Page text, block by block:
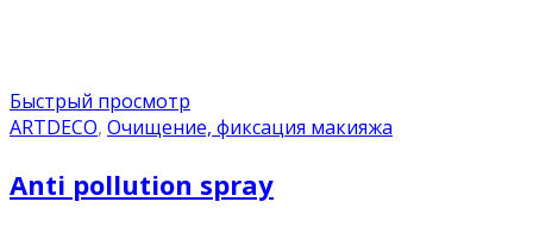
Быстрый просмотр
ARTDECO, Очищение, фиксация макияжа
Anti pollution spray